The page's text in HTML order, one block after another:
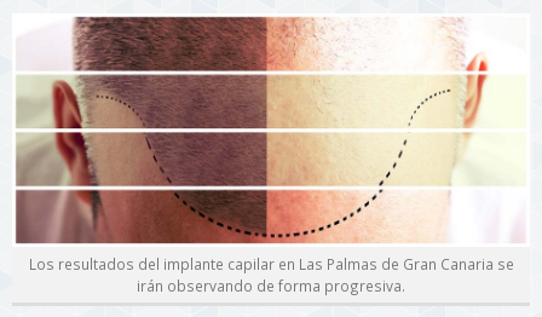
Los resultados del implante capilar en Las Palmas de Gran Canaria se
irán observando de forma progresiva.